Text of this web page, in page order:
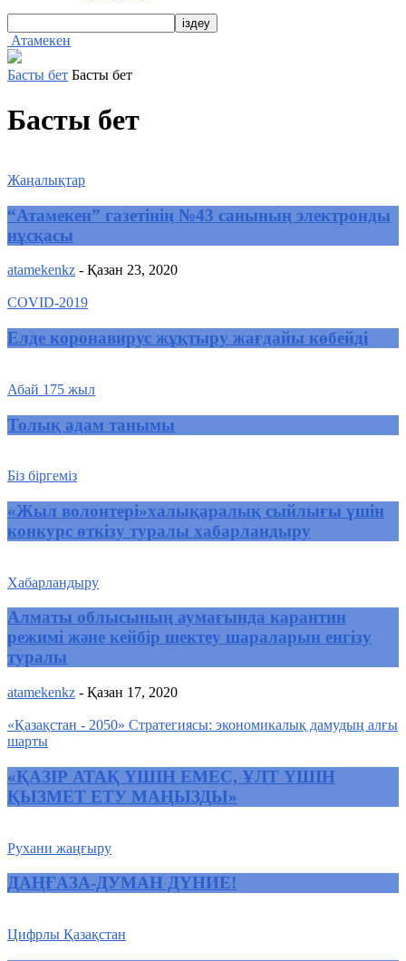
Атамекен
Басты бет Басты бет
Басты бет
Жаңалықтар
“Атамекен” газетінің №43 санының электронды
нұсқасы
atamekenkz - Қазан 23, 2020
COVID-2019
Елде коронавирус жұқтыру жағдайы көбейді
Абай 175 жыл
Толық адам танымы
Біз біргеміз
«Жыл волонтері»халықаралық сыйлығы үшін
конкурс өткізу туралы хабарландыру
Хабарландыру
Алматы облысының аумағында карантин
режимі және кейбір шектеу шараларын енгізу
туралы
atamekenkz - Қазан 17, 2020
«Қазақстан - 2050» Стратегиясы: экономикалық дамудың алғы
шарты
«ҚАЗІР АТАҚ ҮШІН ЕМЕС, ҰЛТ ҮШІН
ҚЫЗМЕТ ЕТУ МАҢЫЗДЫ»
Рухани жаңғыру
ДАҢҒАЗА-ДУМАН ДҮНИЕ!
Цифрлы Қазақстан